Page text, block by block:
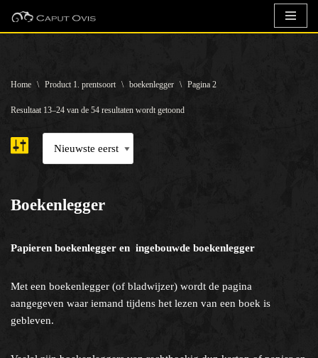
inhoud
Home \ Product 1. prentsoort \ boekenlegger \ Pagina 2
Resultaat 13–24 van de 54 resultaten wordt getoond
Boekenlegger
Papieren boekenlegger en ingebouwde boekenlegger
Met een boekenlegger (of bladwijzer) wordt de pagina
aangegeven waar iemand tijdens het lezen van een boek is
gebleven.